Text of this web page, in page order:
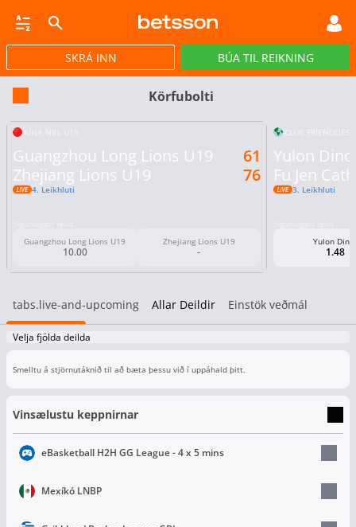
GULLPOTTAR PÓKER TILBOÐ VIRTUAL
SKRÁ INN BÚA TIL REIKNING
Körfubolti
Guangzhou Long Lions U19
Zhejiang Lions U19
61
76
4. Leikhluti
Guangzhou Long Lions U19
10.00
Zhejiang Lions U19
-
Yulon
Fu Jen
3. Leikhluti
Yulon
1.48
tabs.live-and-upcoming Allar Deildir Einstök veðmál
Velja fjölda deilda
Smelltu á stjörnutáknið til að bæta þessu við í uppáhald þitt.
Vinsælustu keppnirnar
eBasketball H2H GG League - 4 x 5 mins
Mexíkó LNBP